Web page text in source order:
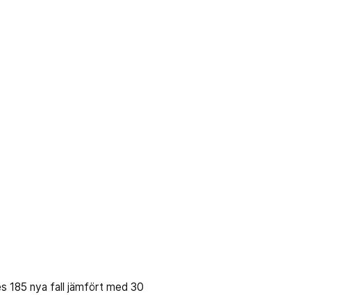
185 nya fall jämfört med 30